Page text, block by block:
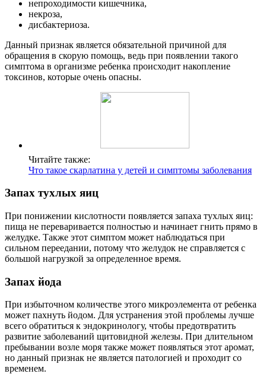
непроходимости кишечника,
некроза,
дисбактериоза.
Данный признак является обязательной причиной для
обращения в скорую помощь, ведь при появлении такого
симптома в организме ребенка происходит накопление
токсинов, которые очень опасны.
Читайте также:
Что такое скарлатина у детей и симптомы заболевания
Запах тухлых яиц
При понижении кислотности появляется запаха тухлых яиц:
пища не переваривается полностью и начинает гнить прямо в
желудке. Также этот симптом может наблюдаться при
сильном переедании, потому что желудок не справляется с
большой нагрузкой за определенное время.
Запах йода
При избыточном количестве этого микроэлемента от ребенка
может пахнуть йодом. Для устранения этой проблемы лучше
всего обратиться к эндокринологу, чтобы предотвратить
развитие заболеваний щитовидной железы. При длительном
пребывании возле моря также может появляться этот аромат,
но данный признак не является патологией и проходит со
временем.